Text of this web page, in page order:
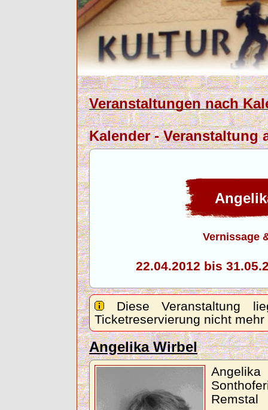
Veranstaltungen nach
Kalender - Veranstaltung
Vernissage
22.04.2012 bis
Diese Veranstaltung
Ticketreservierung nicht
Angelika Wirbel
Remstal